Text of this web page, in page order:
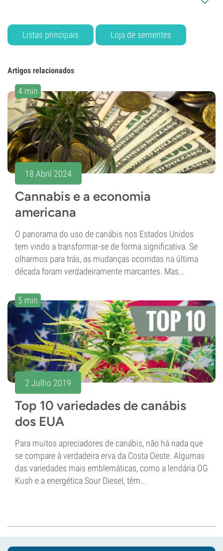
Listas principais Loja de sementes
Artigos relacionados
4 min
18 Abril 2024
Cannabis e a economia
americana
O panorama do uso de canábis nos Estados Unidos
tem vindo a transformar-se de forma significativa. Se
olharmos para trás, as mudanças ocorridas na última
década foram verdadeiramente marcantes. Mas...
5 min
2 Julho 2019
Top 10 variedades de canábis
dos EUA
Para muitos apreciadores de canábis, não há nada que
se compare à verdadeira erva da Costa Oeste. Algumas
das variedades mais emblemáticas, como a lendária OG
Kush e a energética Sour Diesel, têm...